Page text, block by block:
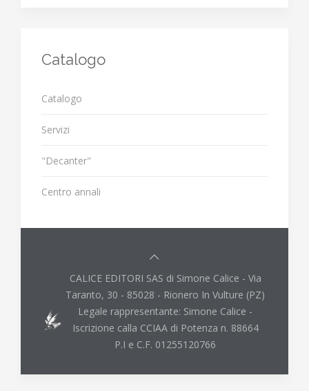
Catalogo
Catalogo
Servizi
"Decanter"
Centro annali
CALICE EDITORI SAS di Simone Calice - Via
Taranto, 30 - 85028 - Rionero In Vulture (PZ)
Legale rappresentante: Simone Calice -
Iscrizione calla CCIAA di Potenza n. 88664
P.I e C.F. 01255120766